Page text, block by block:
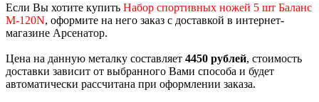
Если Вы хотите купить Набор спортивных ножей 5 шт Баланс
M-120N, оформите на него заказ с доставкой в интернет-
магазине Арсенатор.
Цена на данную металку составляет 4450 рублей, стоимость
доставки зависит от выбранного Вами способа и будет
автоматически рассчитана при оформлении заказа.